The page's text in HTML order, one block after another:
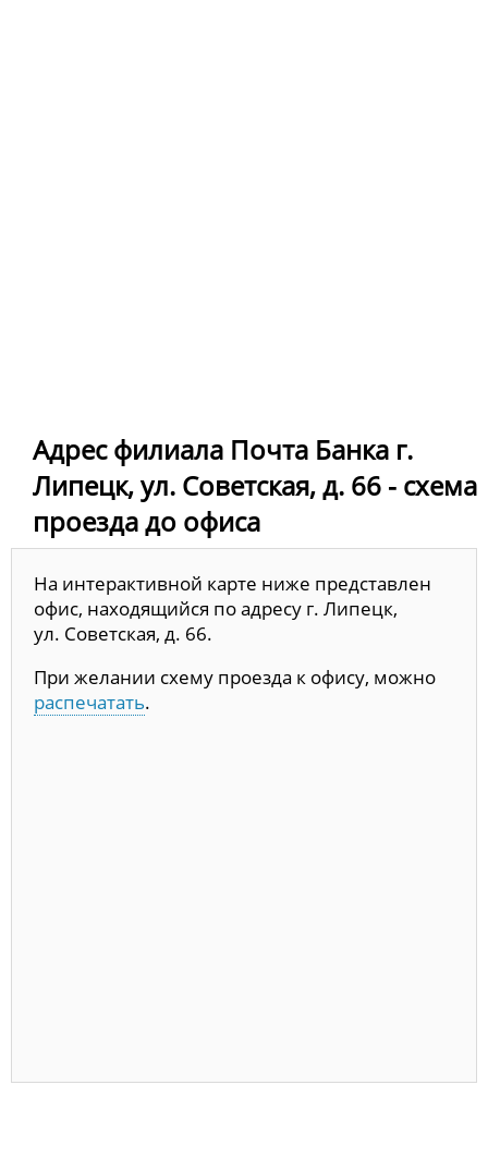
Адрес филиала Почта Банка г.
Липецк, ул. Советская, д. 66 - схема
проезда до офиса
На интерактивной карте ниже представлен
офис, находящийся по адресу г. Липецк,
ул. Советская, д. 66.
При желании схему проезда к офису, можно
распечатать.